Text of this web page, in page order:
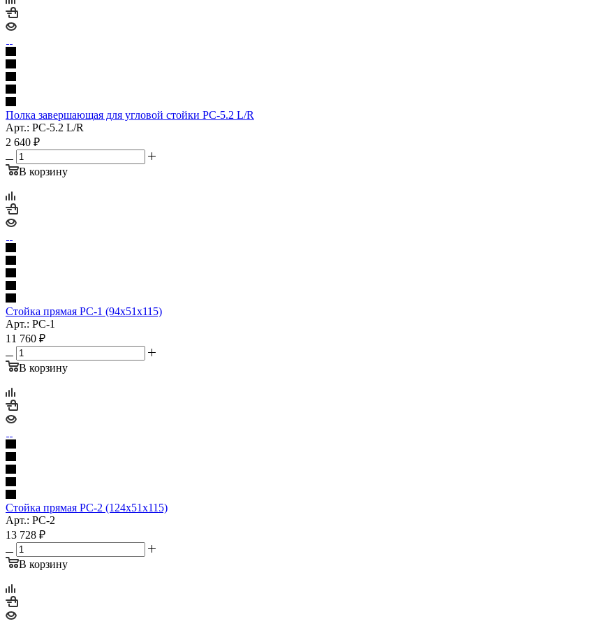
Полка завершающая для угловой стойки РС-5.2 L/R
Арт.: РС-5.2 L/R
2 640 ₽
В корзину
Стойка прямая РС-1 (94х51х115)
Арт.: РС-1
11 760 ₽
В корзину
Стойка прямая РС-2 (124х51х115)
Арт.: РС-2
13 728 ₽
В корзину